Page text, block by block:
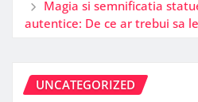
Magia si semnificatia
autentice: De ce ar trebui sa
UNCATEGORIZED